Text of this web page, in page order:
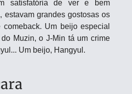
satisfatória de ver e bem
estavam grandes gostosas os
Um beijo especial
Muzin, o J-Min tá um crime
Um beijo, Hangyul.